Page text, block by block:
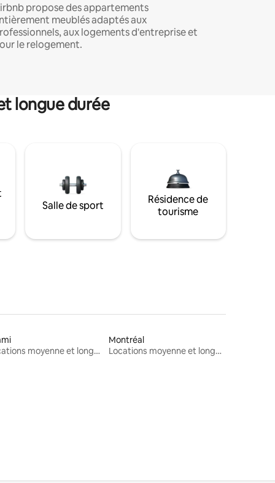
propose des appartements
meublés adaptés aux
aux logements d'entreprise et
le relogement.
longue durée
Salle de sport
Résidence de
tourisme
Locations moyenne et longue durée
Montréal
Locations moyenne et longue durée